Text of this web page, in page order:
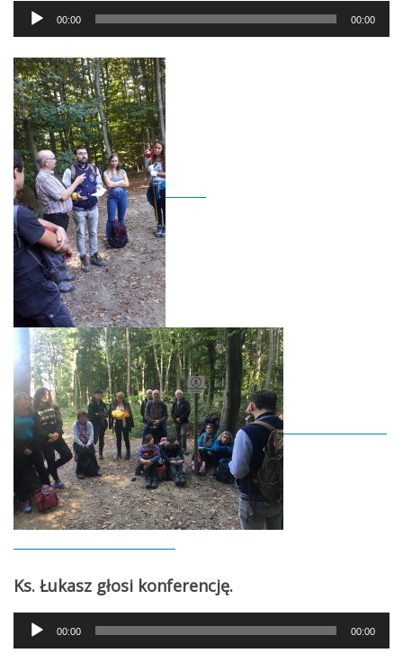
Audio
Player
00:00 00:00
Ks. Łukasz głosi konferencję.
Audio
Player
00:00 00:00